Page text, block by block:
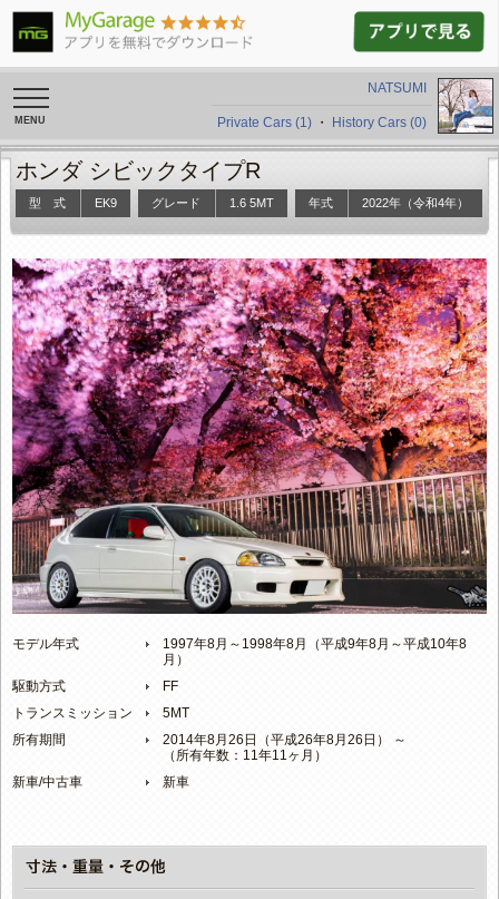
toggle
navigation
NATSUMI
Private Cars (1) ・ History Cars (0)
ホンダ シビックタイプR
型 式 EK9 グレード 1.6 5MT 年式 2022年（令和4年）
モデル年式
1997年8月～1998年8月（平成9年8月～平成10年8
月）
駆動方式
FF
トランスミッション
5MT
所有期間
2014年8月26日（平成26年8月26日） ～
（所有年数：11年11ヶ月）
新車/中古車
新車